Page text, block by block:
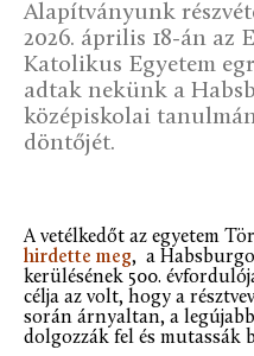
Alapítványunk
2026. április 18-án az
Katolikus Egyetem
adtak nekünk a
középiskolai
döntőjét.
A vetélkedőt az egyetem
hirdette meg, a
kerülésének 500.
célja az volt, hogy a
során árnyaltan, a
dolgozzák fel és mutassák